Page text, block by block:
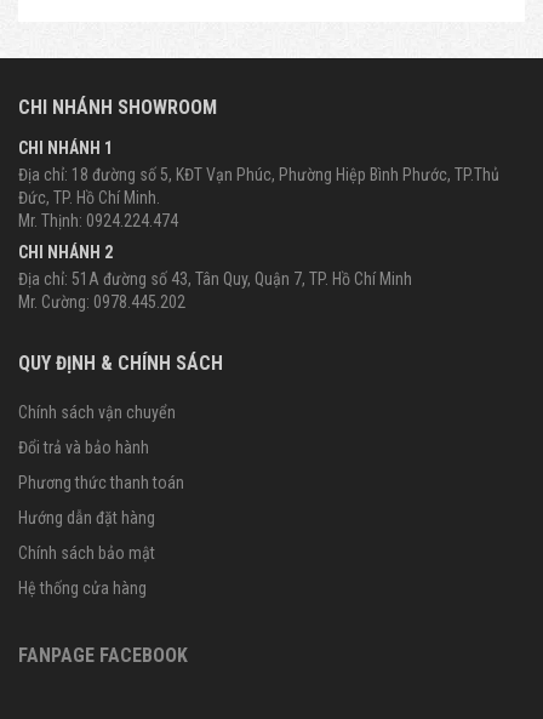
CHI NHÁNH SHOWROOM
CHI NHÁNH 1
Địa chỉ: 18 đường số 5, KĐT Vạn Phúc, Phường Hiệp Bình Phước, TP.Thủ
Đức, TP. Hồ Chí Minh.
Mr. Thịnh: 0924.224.474
CHI NHÁNH 2
Địa chỉ: 51A đường số 43, Tân Quy, Quận 7, TP. Hồ Chí Minh
Mr. Cường: 0978.445.202
QUY ĐỊNH & CHÍNH SÁCH
Chính sách vận chuyển
Đổi trả và bảo hành
Phương thức thanh toán
Hướng dẫn đặt hàng
Chính sách bảo mật
Hệ thống cửa hàng
FANPAGE FACEBOOK